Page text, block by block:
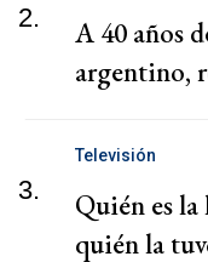
2.
A 40 años
argentino,
3.
Televisión
Quién es
quién la